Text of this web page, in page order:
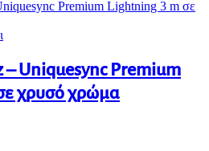
– Uniquesync Premium
χρυσό χρώμα